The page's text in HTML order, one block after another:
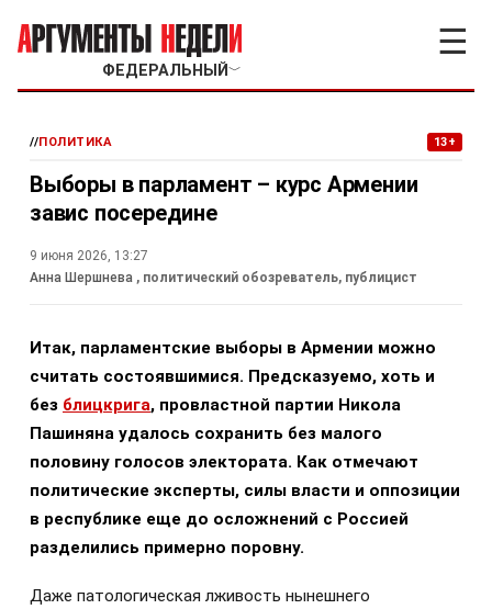
ФЕДЕРАЛЬНЫЙ ﹀
☰
//ПОЛИТИКА 13+
Выборы в парламент – курс Армении
завис посередине
9 июня 2026, 13:27
Анна Шершнева , политический обозреватель, публицист
Итак, парламентские выборы в Армении можно
считать состоявшимися. Предсказуемо, хоть и
без блицкрига, провластной партии Никола
Пашиняна удалось сохранить без малого
половину голосов электората. Как отмечают
политические эксперты, силы власти и оппозиции
в республике еще до осложнений с Россией
разделились примерно поровну.
Даже патологическая лживость нынешнего